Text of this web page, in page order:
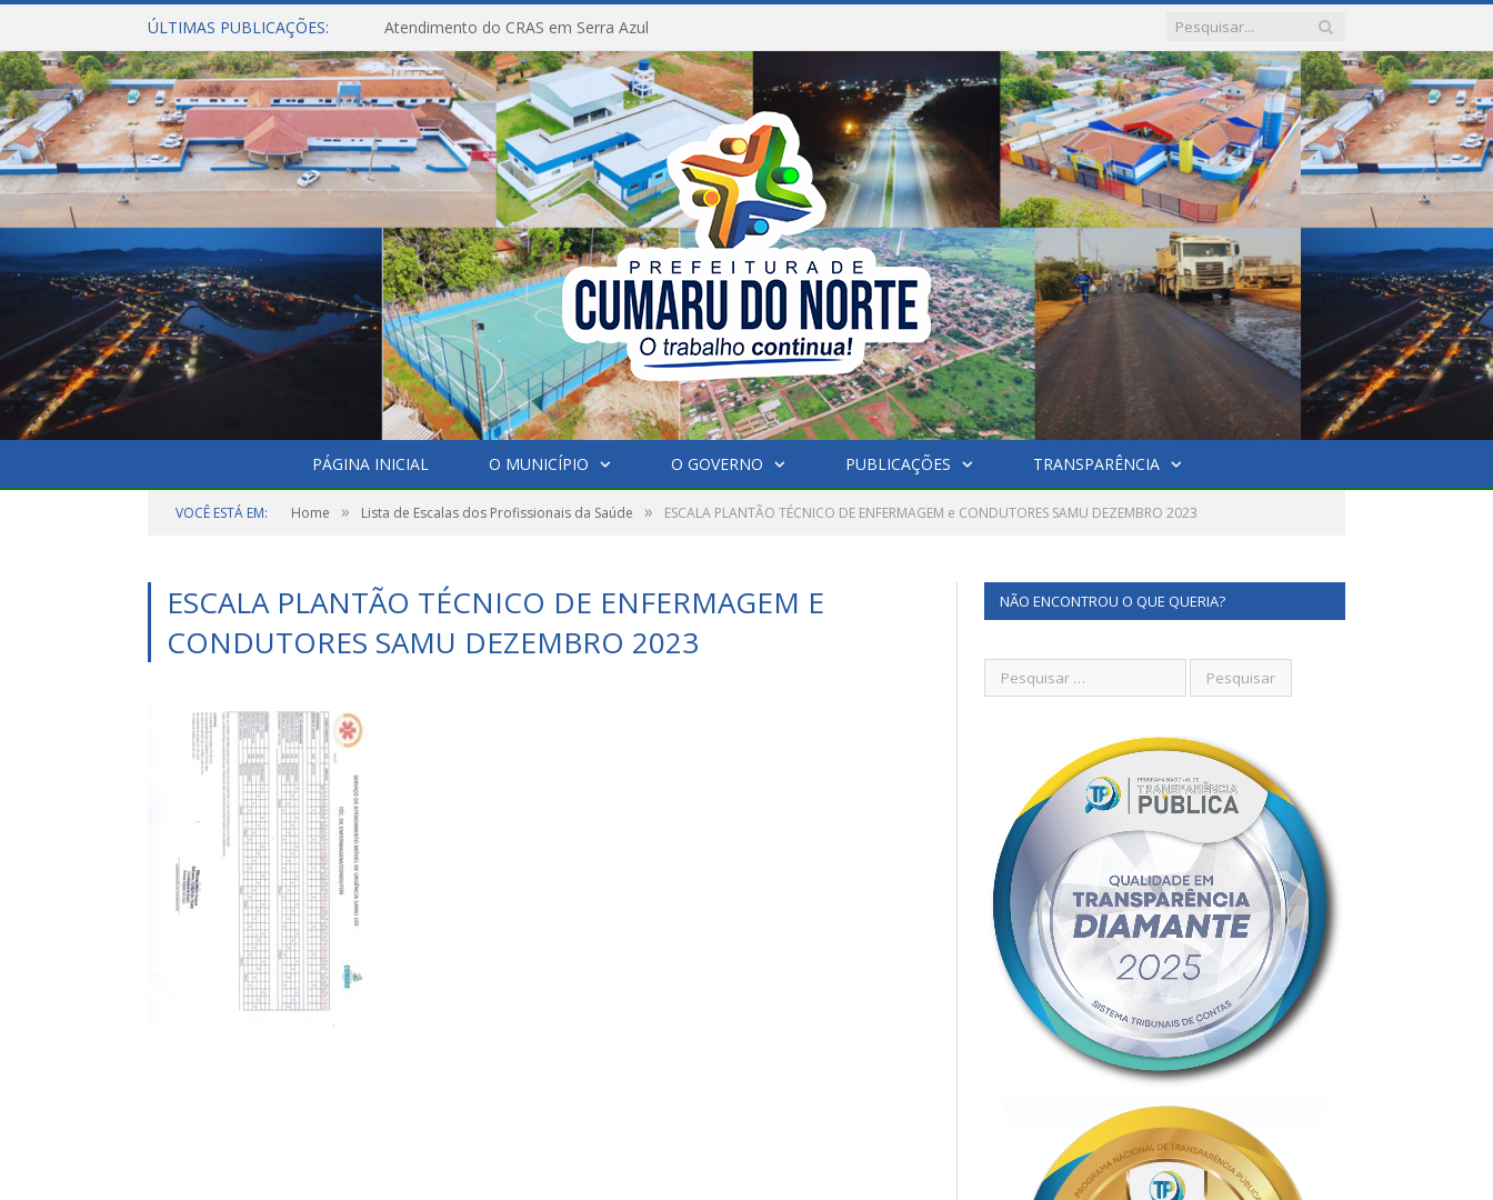
ÚLTIMAS PUBLICAÇÕES: Atendimento do CRAS em Serra Azul
PÁGINA INICIAL O MUNICÍPIO O GOVERNO PUBLICAÇÕES TRANSPARÊNCIA
VOCÊ ESTÁ EM: Home » Lista de Escalas dos Profissionais da Saúde » ESCALA PLANTÃO TÉCNICO DE ENFERMAGEM e CONDUTORES SAMU DEZEMBRO 2023
ESCALA PLANTÃO TÉCNICO DE ENFERMAGEM E
CONDUTORES SAMU DEZEMBRO 2023
NÃO ENCONTROU O QUE QUERIA?